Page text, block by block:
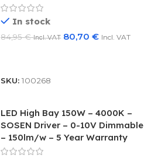
In stock
84,95€ Incl. VAT 80,70€ Incl. VAT
SKU:100268
LED High Bay 150W – 4000K –
SOSEN Driver – 0-10V Dimmable
– 150lm/w – 5 Year Warranty